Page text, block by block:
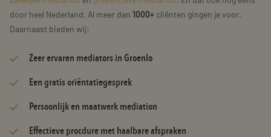
door heel Nederland. Al meer dan 1000+ cliënten gingen je voor.
Daarnaast bieden wij:
Zeerervaren mediators in Groenlo
Een gratis oriëntatiegesprek
Persoonlijk en maatwerk mediation
Effectieve procdure met haalbare afspraken